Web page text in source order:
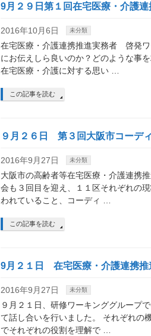
9月２９日第１回在宅医療・介護
2016年10月6日 未分類
在宅医療・介護連携推進実務者 啓発ワ
にお伝えしら良いのか？どのような事
在宅医療・介護に対する思い …
この記事を読む
９月２６日 第３回大阪市コーデ
2016年9月27日 未分類
大阪市の高齢者等在宅医療・介護連携
会も３回目を迎え、１１区それぞれの
われていること、コーディ …
この記事を読む
9月２１日 在宅医療・介護連携推
2016年9月27日 未分類
９月２１日、研修ワーキンググループ
て話し合いを行いました。 それぞれの
でそれぞれの役割を理解で …